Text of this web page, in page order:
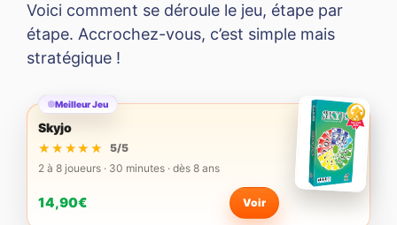
Voici comment se déroule le jeu, étape par
étape. Accrochez-vous, c’est simple mais
stratégique !
Meilleur Jeu
Skyjo
★★★★★
★★★★★
5/5
2 à 8 joueurs · 30 minutes · dès 8 ans
14,90€ Voir